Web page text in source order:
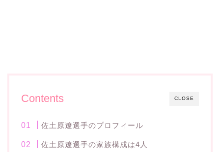
CLOSE
Contents
佐土原遼選手のプロフィール
佐土原遼選手の家族構成は4人